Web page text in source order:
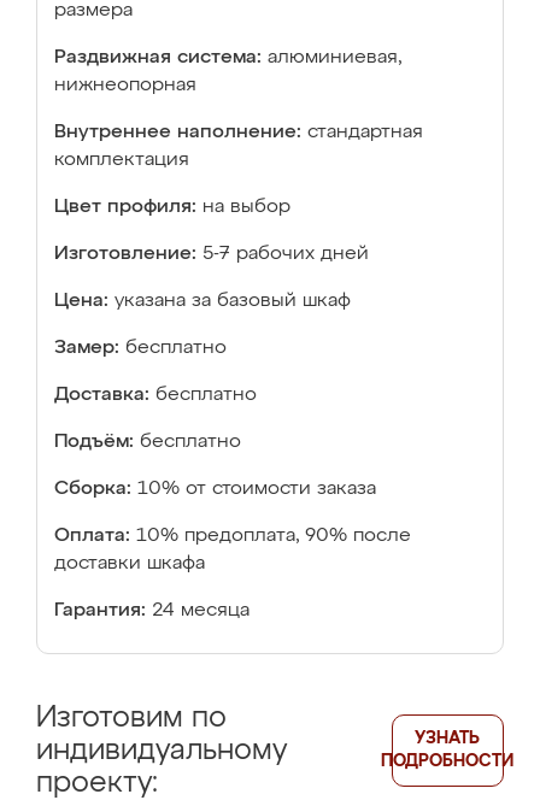
размера
Раздвижная система: алюминиевая,
нижнеопорная
Внутреннее наполнение: стандартная
комплектация
Цвет профиля: на выбор
Изготовление: 5-7 рабочих дней
Цена: указана за базовый шкаф
Замер: бесплатно
Доставка: бесплатно
Подъём: бесплатно
Сборка: 10% от стоимости заказа
Оплата: 10% предоплата, 90% после
доставки шкафа
Гарантия: 24 месяца
Изготовим по
индивидуальному
проекту:
УЗНАТЬ
ПОДРОБНОСТИ